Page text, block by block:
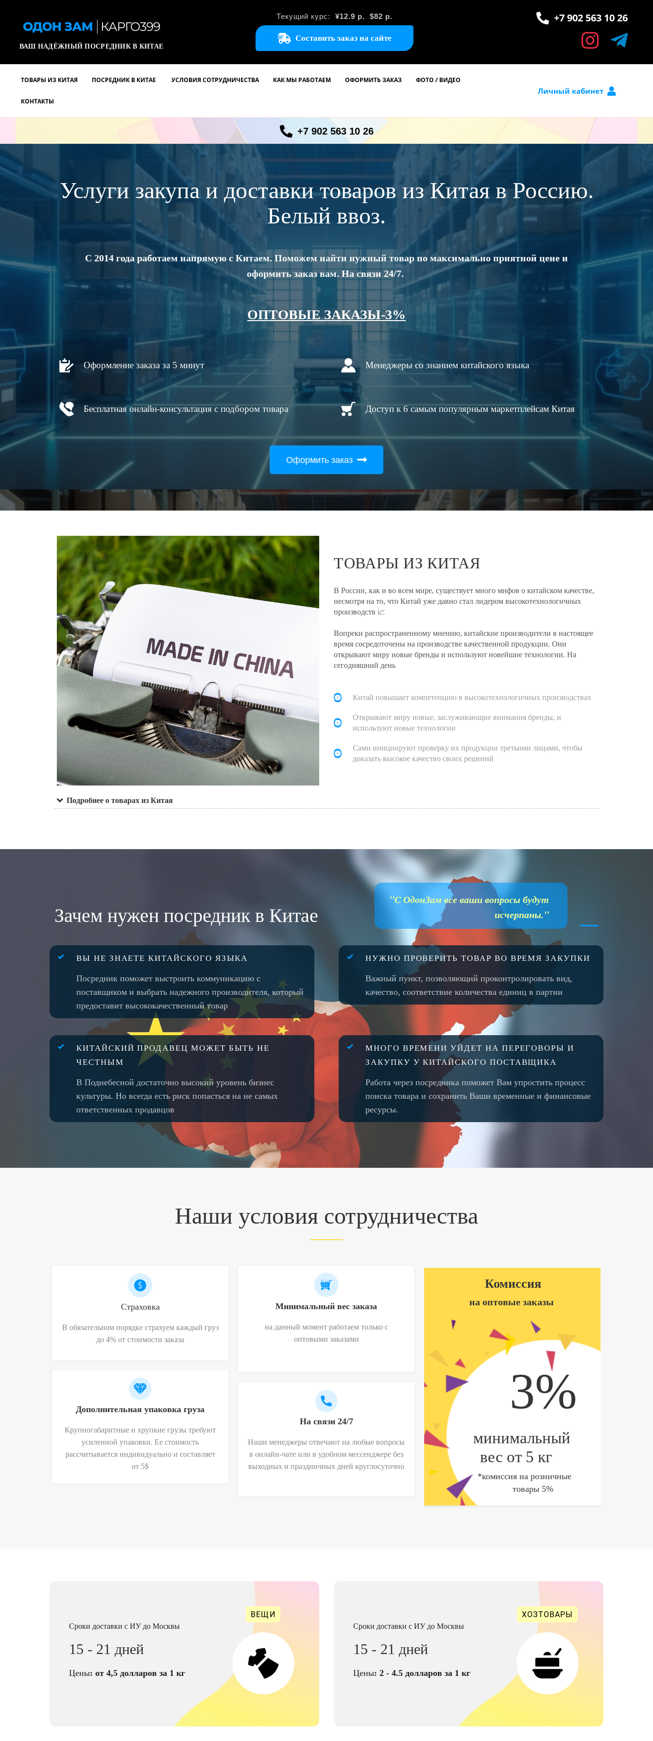
ВАШ НАДЁЖНЫЙ ПОСРЕДНИК В КИТАЕ
Текущий курс: ¥12.9 р. $82 р.
Составить заказ на сайте
+7 902 563 10 26
ТОВАРЫ ИЗ КИТАЯ ПОСРЕДНИК В КИТАЕ УСЛОВИЯ СОТРУДНИЧЕСТВА КАК МЫ РАБОТАЕМ ОФОРМИТЬ ЗАКАЗ ФОТО / ВИДЕО
КОНТАКТЫ
Личный кабинет
+7 902 563 10 26
Услуги закупа и доставки товаров из Китая в Россию.
Белый ввоз.
С 2014 года работаем напрямую с Китаем. Поможем найти нужный товар по максимально приятной цене и
оформить заказ вам. На связи 24/7.
ОПТОВЫЕ ЗАКАЗЫ-3%
Оформление заказа за 5 минут Менеджеры со знанием китайского языка
Бесплатная онлайн-консультация с подбором товара Доступ к 6 самым популярным маркетплейсам Китая
Оформить заказ
ТОВАРЫ ИЗ КИТАЯ
В России, как и во всем мире, существует много мифов о китайском качестве,
несмотря на то, что Китай уже давно стал лидером высокотехнологичных
производств 📈
Вопреки распространенному мнению, китайские производители в настоящее
время сосредоточены на производстве качественной продукции. Они
открывают миру новые бренды и используют новейшие технологии. На
сегодняшний день
Китай повышает компетенцию в высокотехнологичных производствах
Открывают миру новые, заслуживающие внимания бренды, и
используют новые технологии
Сами инициируют проверку их продукции третьими лицами, чтобы
доказать высокое качество своих решений
Подробнее о товарах из Китая
Зачем нужен посредник в Китае
"С ОдонЗам все ваши вопросы будут
исчерпаны."
ВЫ НЕ ЗНАЕТЕ КИТАЙСКОГО ЯЗЫКА
Посредник поможет выстроить коммуникацию с
поставщиком и выбрать надежного производителя, который
предоставит высококачественный товар
НУЖНО ПРОВЕРИТЬ ТОВАР ВО ВРЕМЯ ЗАКУПКИ
Важный пункт, позволяющий проконтролировать вид,
качество, соответствие количества единиц в партии
КИТАЙСКИЙ ПРОДАВЕЦ МОЖЕТ БЫТЬ НЕ
ЧЕСТНЫМ
В Поднебесной достаточно высокий уровень бизнес
культуры. Но всегда есть риск попасться на не самых
ответственных продавцов
МНОГО ВРЕМЕНИ УЙДЕТ НА ПЕРЕГОВОРЫ И
ЗАКУПКУ У КИТАЙСКОГО ПОСТАВЩИКА
Работа через посредника поможет Вам упростить процесс
поиска товара и сохранить Ваши временные и финансовые
ресурсы.
Наши условия сотрудничества
Страховка
В обязательном порядке страхуем каждый груз
до 4% от стоимости заказа
Дополнительная упаковка груза
Крупногабаритные и хрупкие грузы требуют
усиленной упаковки. Ее стоимость
рассчитывается индивидуально и составляет
от 5$
Минимальный вес заказа
на данный момент работаем только с
оптовыми заказами
На связи 24/7
Наши менеджеры отвечают на любые вопросы
в онлайн-чате или в удобном мессенджере без
выходных и праздничных дней круглосуточно
Комиссия
на оптовые заказы
3%
минимальный
вес от 5 кг
*комиссия на розничные
товары 5%
Сроки доставки с ИУ до Москвы
15 - 21 дней
Цены: от 4,5 долларов за 1 кг
ВЕЩИ
Сроки доставки с ИУ до Москвы
15 - 21 дней
Цены: 2 - 4.5 долларов за 1 кг
ХОЗТОВАРЫ